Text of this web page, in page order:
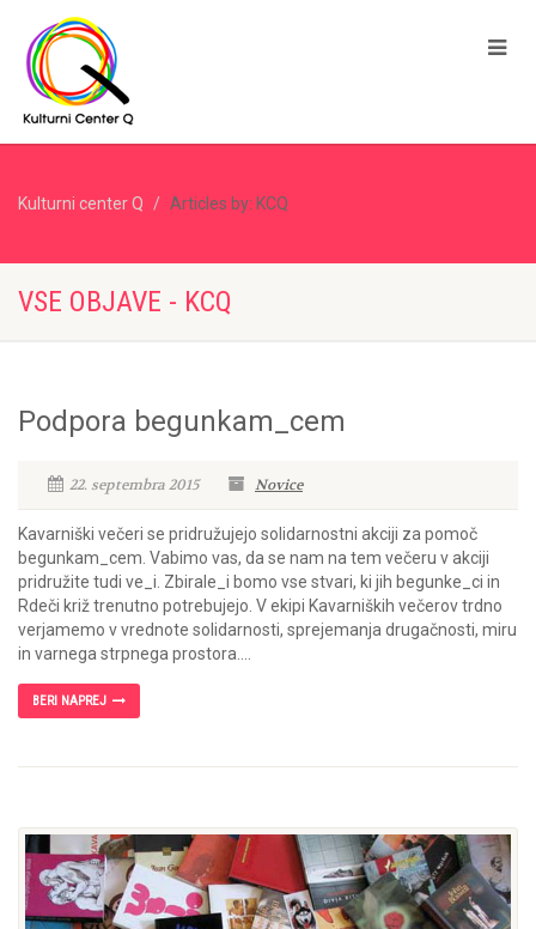
Kulturni center Q Articles by: KCQ
VSE OBJAVE - KCQ
Podpora begunkam_cem
22. septembra 2015 Novice
Kavarniški večeri se pridružujejo solidarnostni akciji za pomoč
begunkam_cem. Vabimo vas, da se nam na tem večeru v akciji
pridružite tudi ve_i. Zbirale_i bomo vse stvari, ki jih begunke_ci in
Rdeči križ trenutno potrebujejo. V ekipi Kavarniških večerov trdno
verjamemo v vrednote solidarnosti, sprejemanja drugačnosti, miru
in varnega strpnega prostora....
BERI NAPREJ